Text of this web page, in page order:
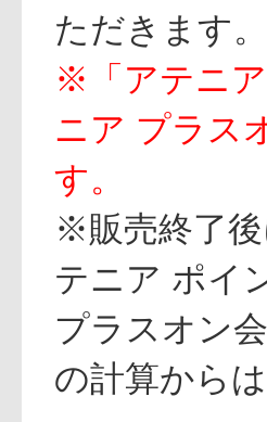
ただきます。
※「アテニ
ニア プラス
す。
※販売終了
テニア ポイ
プラスオン
の計算から